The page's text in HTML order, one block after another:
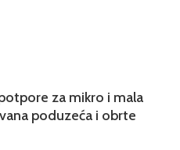
za mikro i mala
poduzeća i obrte